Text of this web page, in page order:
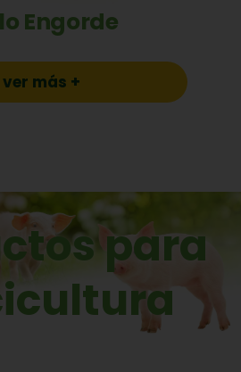
Engorde
ver más +
para